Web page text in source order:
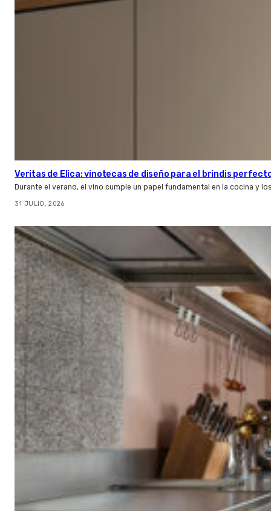
Veritas de Elica: vinotecas de diseño para el brindis
Durante el verano, el vino cumple un papel fundamental en la cocina y
31 JULIO, 2026